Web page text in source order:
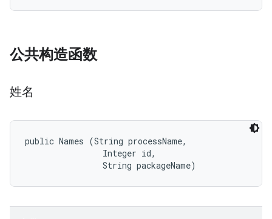
公共构造函数
姓名
public Names (String processName,
                Integer id,
                String packageName)